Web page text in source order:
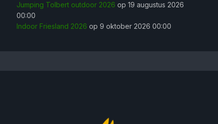
Jumping Tolbert outdoor 2026 op 19 augustus 2026
00:00
Indoor Friesland 2026 op 9 oktober 2026 00:00